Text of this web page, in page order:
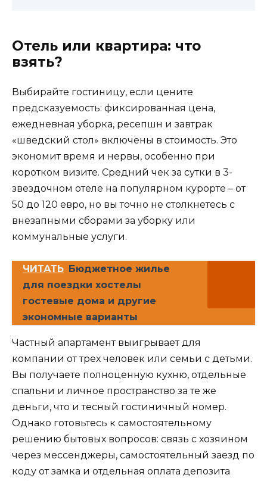
Отель или квартира: что
взять?
Выбирайте гостиницу, если цените
предсказуемость: фиксированная цена,
ежедневная уборка, ресепшн и завтрак
«шведский стол» включены в стоимость. Это
экономит время и нервы, особенно при
коротком визите. Средний чек за сутки в 3-
звездочном отеле на популярном курорте – от
50 до 120 евро, но вы точно не столкнетесь с
внезапными сборами за уборку или
коммунальные услуги.
ЧИТАТЬ Бюджетное жилье
для поездки хостелы
гостевые дома и другие
экономные варианты
Частный апартамент выигрывает для
компании от трех человек или семьи с детьми.
Вы получаете полноценную кухню, отдельные
спальни и личное пространство за те же
деньги, что и тесный гостиничный номер.
Однако готовьтесь к самостоятельному
решению бытовых вопросов: связь с хозяином
через мессенджеры, самостоятельный заезд по
коду от замка и отдельная оплата депозита